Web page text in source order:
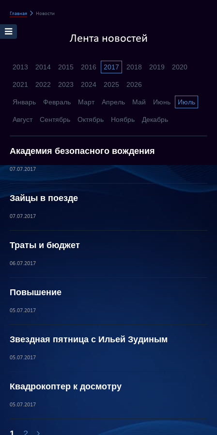
Главная Новости
Лента новостей
2013 2014 2015 2016 2017 2018 2019 2020
2021 2022 2023 2024 2025 2026
Январь Февраль Март Апрель Май Июнь Июль
Август Сентябрь Октябрь Ноябрь Декабрь
Академия безопасного вождения
07.07.2017
Зайцы в поезде
07.07.2017
Траты и бюджет
06.07.2017
Повышение
05.07.2017
Звездная пятница с Ильей Зудиным
05.07.2017
Квадрокоптер к досмотру
05.07.2017